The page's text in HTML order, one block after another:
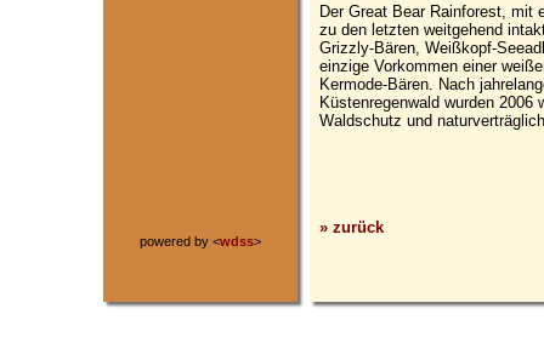
powered by <wdss>
Der Great Bear Rainforest, mit
zu den letzten weitgehend
Grizzly-Bären, Weißkopf-
einzige Vorkommen einer
Kermode-Bären. Nach
Küstenregenwald wurden 2006
Waldschutz und
» zurück